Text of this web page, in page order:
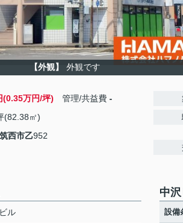
【外観】 外観です
(0.35万円/坪) 管理/共益費 -
(82.38㎡)
筑西市乙952
ル
中
設備